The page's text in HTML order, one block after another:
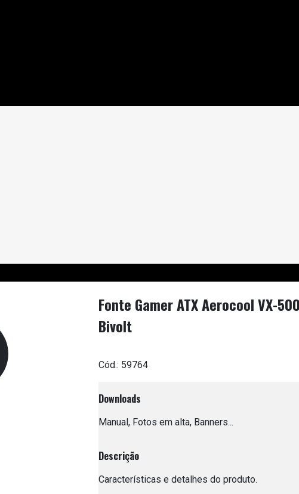
Fonte Gamer ATX Aerocool VX-
Bivolt
Cód.: 59764
Downloads
Manual, Fotos em alta, Banners...
Descrição
Características e detalhes do produto.